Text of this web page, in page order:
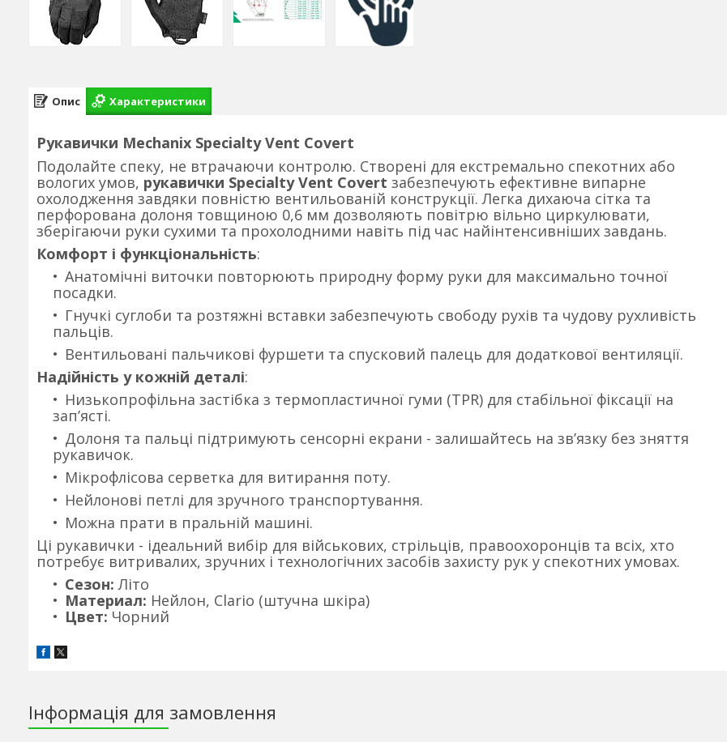
Опис Характеристики
Рукавички Mechanix Specialty Vent Covert
Подолайте спеку, не втрачаючи контролю. Створені для екстремально спекотних або
вологих умов, рукавички Specialty Vent Covert забезпечують ефективне випарне
охолодження завдяки повністю вентильованій конструкції. Легка дихаюча сітка та
перфорована долоня товщиною 0,6 мм дозволяють повітрю вільно циркулювати,
зберігаючи руки сухими та прохолодними навіть під час найінтенсивніших завдань.
Комфорт і функціональність:
Анатомічні виточки повторюють природну форму руки для максимально точної
посадки.
Гнучкі суглоби та розтяжні вставки забезпечують свободу рухів та чудову рухливість
пальців.
Вентильовані пальчикові фуршети та спусковий палець для додаткової вентиляції.
Надійність у кожній деталі:
Низькопрофільна застібка з термопластичної гуми (TPR) для стабільної фіксації на
зап’ясті.
Долоня та пальці підтримують сенсорні екрани - залишайтесь на зв’язку без зняття
рукавичок.
Мікрофлісова серветка для витирання поту.
Нейлонові петлі для зручного транспортування.
Можна прати в пральній машині.
Ці рукавички - ідеальний вибір для військових, стрільців, правоохоронців та всіх, хто
потребує витривалих, зручних і технологічних засобів захисту рук у спекотних умовах.
Сезон: Літо
Материал: Нейлон, Clario (штучна шкіра)
Цвет: Чорний
Інформація для замовлення